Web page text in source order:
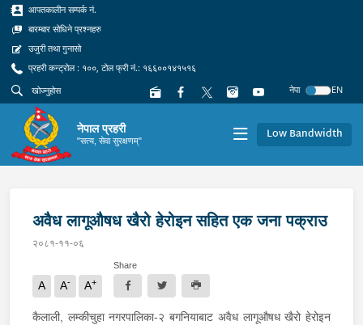
आपतकालीन सम्पर्क नं.
बारम्बार सोधिने प्रश्नहरु
उजुरी तथा गुनासो
प्रहरी कन्ट्रोल : १००, टोल फ्री नं.: १६६००१४१५१६
नेपा
EN
नेपाल प्रहरी
"सत्य, सेवा सुरक्षणम्" Low Bandwidth
अवैध लागूऔषध खैरो हेरोइन सहित एक जना पक्राउ
२०८१-११-०६
A A- A+
Share
कैलाली, लम्कीचुहा नगरपालिका-२ बगनियाबाट अवैध लागूऔषध खैरो हेरोइन